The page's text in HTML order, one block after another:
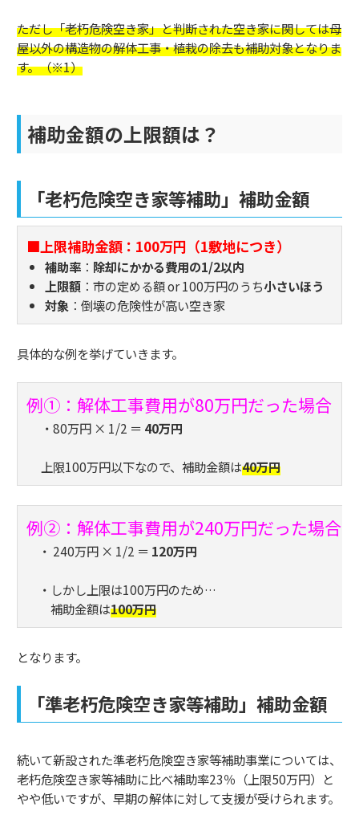
ただし「老朽危険空き家」と判断された空き家に関しては母
屋以外の構造物の解体工事・植栽の除去も補助対象となりま
す。（※1）
補助金額の上限額は？
「老朽危険空き家等補助」補助金額
■上限補助金額：100万円（1敷地につき）
補助率 ： 除却にかかる費用の1/2以内
上限額 ：市の定める額 or 100万円のうち小さいほう
対象 ：倒壊の危険性が高い空き家
具体的な例を挙げていきます。
例①：解体工事費用が80万円だった場合
・80万円 × 1/2 ＝ 40万円
上限100万円以下なので、補助金額は40万円
例②：解体工事費用が240万円だった場合
・ 240万円 × 1/2 ＝ 120万円
・しかし上限は100万円のため…
補助金額は100万円
となります。
「準老朽危険空き家等補助」補助金額
続いて新設された準老朽危険空き家等補助事業については、
老朽危険空き家等補助に比べ補助率23％（上限50万円）と
やや低いですが、早期の解体に対して支援が受けられます。